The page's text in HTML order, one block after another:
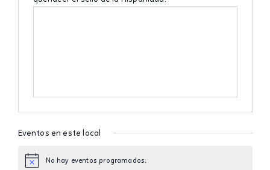
Eventos en este local
Aviso No hay eventos programados.